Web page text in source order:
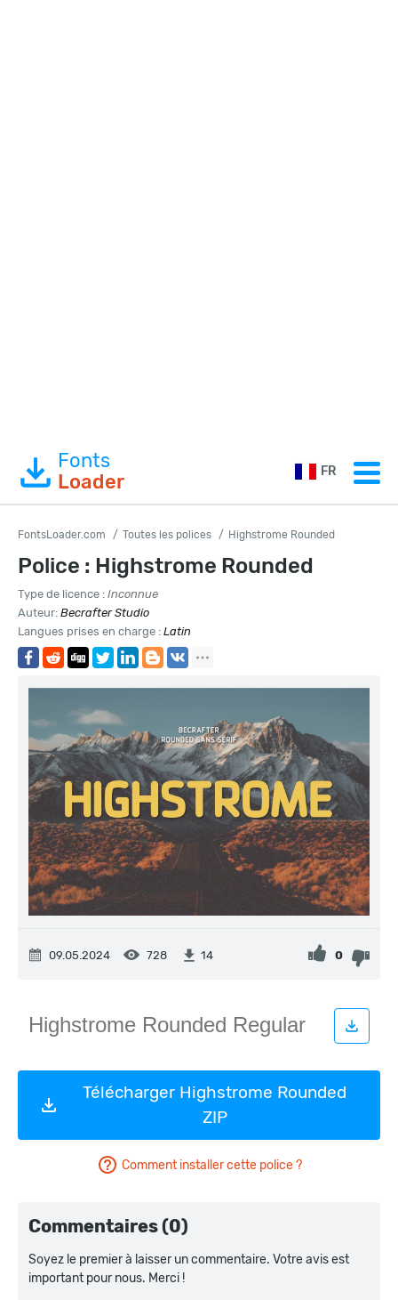
Fonts
Loader
FR
FontsLoader.com Toutes les polices Highstrome Rounded
Police : Highstrome Rounded
Type de licence : Inconnue
Auteur: Becrafter Studio
Langues prises en charge : Latin
09.05.2024 728 14 0
Télécharger Highstrome Rounded
ZIP
Comment installer cette police ?
Commentaires (0)
Soyez le premier à laisser un commentaire. Votre avis est
important pour nous. Merci !